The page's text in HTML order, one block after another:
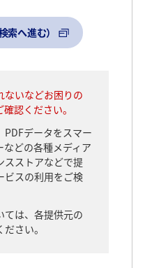
索へ進む）
ないなどお困りの
確認ください。
PDFデータをスマー
などの各種メディア
スストアなどで提
ビスの利用をご検
ては、各提供元の
さい。